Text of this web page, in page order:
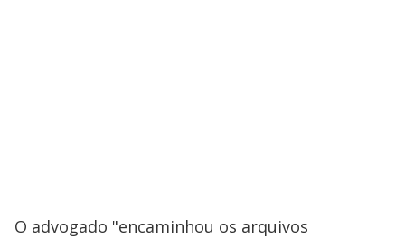
O advogado "encaminhou os arquivos